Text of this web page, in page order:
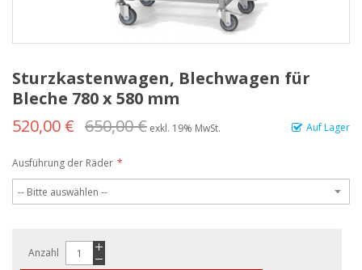
Sturzkastenwagen, Blechwagen für
Bleche 780 x 580 mm
Auf Lager
520,00 € 650,00 € exkl. 19% MwSt.
Ausführung der Räder
Anzahl